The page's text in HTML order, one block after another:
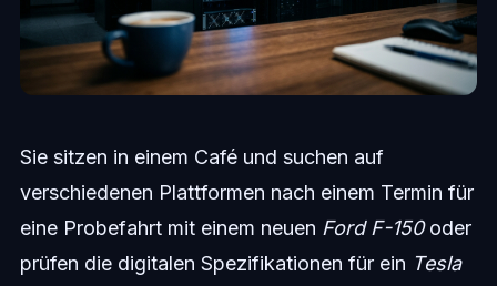
Sie sitzen in einem Café und suchen auf
verschiedenen Plattformen nach einem Termin für
eine Probefahrt mit einem neuen Ford F-150oder
prüfen die digitalen Spezifikationen für ein Tesla